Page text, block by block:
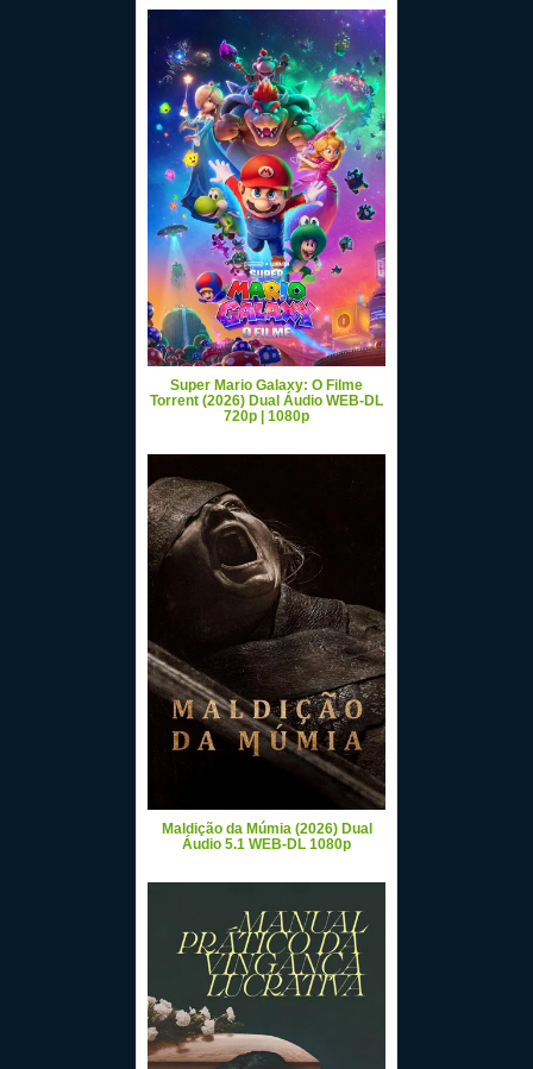
Super Mario Galaxy: O Filme
Torrent (2026) Dual Áudio WEB-DL
720p | 1080p
Maldição da Múmia (2026) Dual
Áudio 5.1 WEB-DL 1080p